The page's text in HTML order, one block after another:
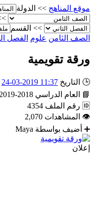
موقع المناهج >> الدولة
>>
القسم
الصف الثامن علوم الفصل
ورقة تقويمية
🕒 التاريخ 11:37 2019-03-24
📘
العام الدراسي 2018-2019
🆔 رقم الملف 4354
👁
المشاهدات 2,070
➕
أضيف بواسطة Maya
إعلان